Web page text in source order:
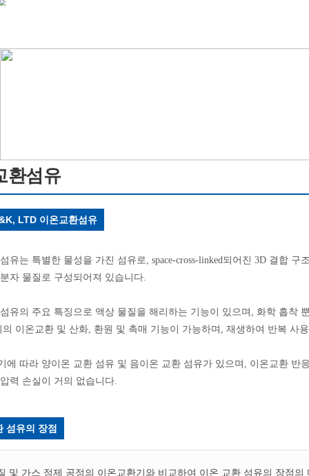
환섬유
LTD 이온교환섬유
유는 특별한 물성을 가진 섬유로, space-cross-linked되어진 3D 결합
자 물질로 구성되어져 있습니다.
유의 주요 특징으로 액상 물질을 해리하는 기능이 있으며, 화학 흡착
의 이온교환 및 산화, 환원 및 촉매 기능이 가능하며, 재생하여 반복 사
에 따라 양이온 교환 섬유 및 음이온 교환 섬유가 있으며, 이온교환 반
력 손실이 거의 없습니다.
섬유의 장점
및 가스 정제 공정의 이온교환기와 비교하여 이온 교환 섬유의 장점의